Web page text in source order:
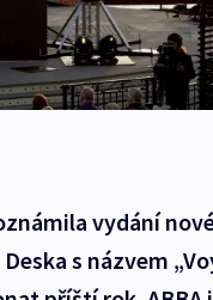
vydání
s názvem